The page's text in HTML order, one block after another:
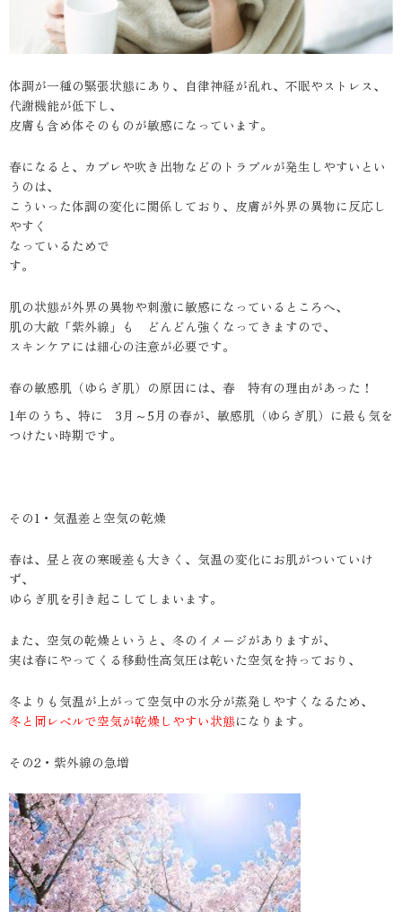
体調が一種の緊張状態にあり、自律神経が乱れ、不眠やストレス、
代謝機能が低下し、
皮膚も含め体そのものが敏感になっています。
春になると、カブレや吹き出物などのトラブルが発生しやすいとい
うのは、
こういった体調の変化に関係しており、皮膚が外界の異物に反応し
やすく
なっているためで
す。
肌の状態が外界の異物や刺激に敏感になっているところへ、
肌の大敵「紫外線」も どんどん強くなってきますので、
スキンケアには細心の注意が必要です。
春の敏感肌（ゆらぎ肌）の原因には、春 特有の理由があった！
1年のうち、特に 3月～5月の春が、敏感肌（ゆらぎ肌）に最も気を
つけたい時期です。
その1・気温差と空気の乾燥
春は、昼と夜の寒暖差も大きく、気温の変化にお肌がついていけ
ず、
ゆらぎ肌を引き起こしてしまいます。
また、空気の乾燥というと、冬のイメージがありますが、
実は春にやってくる移動性高気圧は乾いた空気を持っており、
冬よりも気温が上がって空気中の水分が蒸発しやすくなるため、
冬と同レベルで空気が乾燥しやすい状態になります。
その2・紫外線の急増